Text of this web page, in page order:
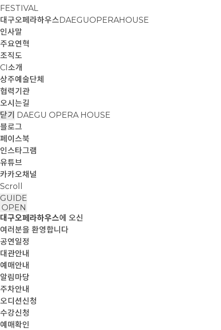
FESTIVAL
대구오페라하우스DAEGUOPERAHOUSE
인사말
주요연혁
조직도
CI소개
상주예술단체
협력기관
오시는길
닫기 DAEGU OPERA HOUSE
블로그
페이스북
인스타그램
유튜브
카카오채널
Scroll
GUIDE
OPEN
대구오페라하우스에 오신
여러분을 환영합니다
공연일정
대관안내
예매안내
알림마당
주차안내
오디션신청
수강신청
예매확인